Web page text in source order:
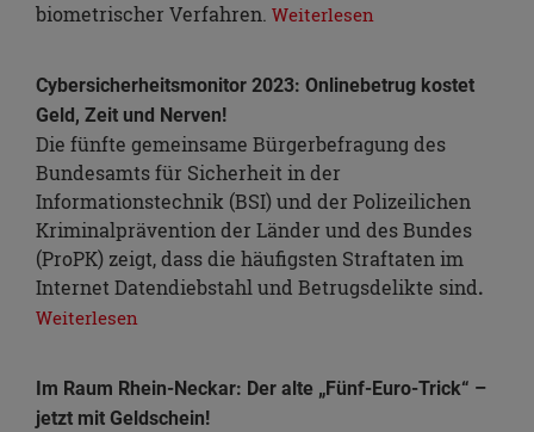
biometrischer Verfahren. Weiterlesen
Cybersicherheitsmonitor 2023: Onlinebetrug kostet
Geld, Zeit und Nerven!
Die fünfte gemeinsame Bürgerbefragung des
Bundesamts für Sicherheit in der
Informationstechnik (BSI) und der Polizeilichen
Kriminalprävention der Länder und des Bundes
(ProPK) zeigt, dass die häufigsten Straftaten im
Internet Datendiebstahl und Betrugsdelikte sind.
Weiterlesen
Im Raum Rhein-Neckar: Der alte „Fünf-Euro-Trick“ –
jetzt mit Geldschein!